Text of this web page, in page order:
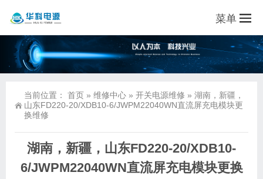
菜单
当前位置： 首页 » 维修中心 » 开关电源维修 » 湖南，新疆，
山东FD220-20/XDB10-6/JWPM22040WN直流屏充电模块更
换维修
湖南，新疆，山东FD220-20/XDB10-
6/JWPM22040WN直流屏充电模块更换